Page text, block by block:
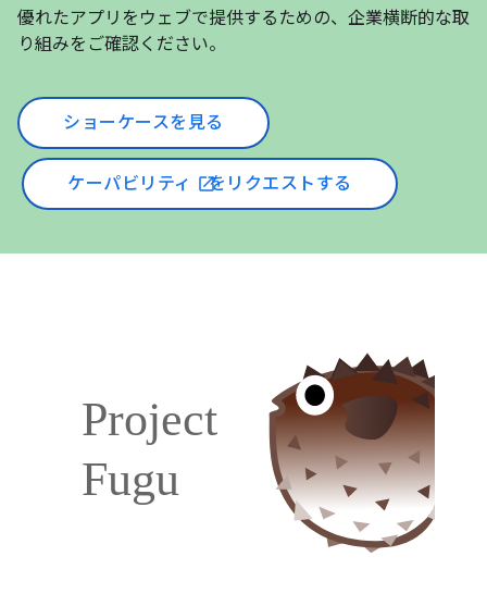
優れたアプリをウェブで提供するための、企業横断的な取
り組みをご確認ください。
ショーケースを見る
ケーパビリティ open_in_new
をリクエストする